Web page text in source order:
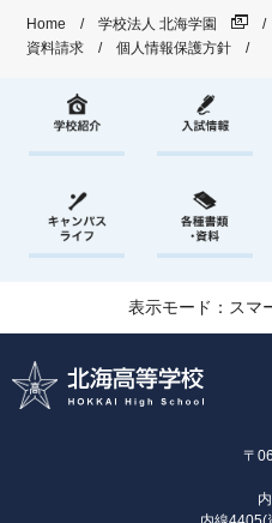
Home 学校法人 北海学園
資料請求
個人情報保護方針
表示モード：スマ
〒